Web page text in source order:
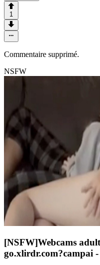
1
Commentaire supprimé.
NSFW
[NSFW]Webcams
go.xlirdr.com?campai